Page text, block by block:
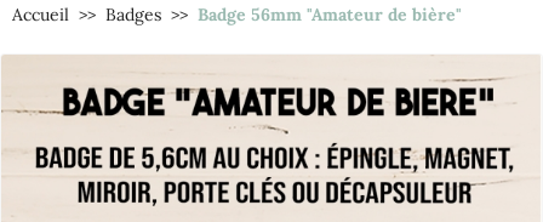
Accueil Badges Badge 56mm "Amateur de bière"